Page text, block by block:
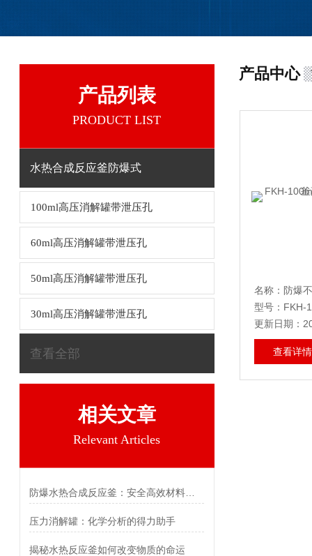
产品列表
PRODUCT LIST
水热合成反应釜防爆式
100ml高压消解罐带泄压孔
60ml高压消解罐带泄压孔
50ml高压消解罐带泄压孔
30ml高压消解罐带泄压孔
查看全部
相关文章
Relevant Articles
压力消解罐：化学分析的得力助手
揭秘水热反应釜如何改变物质的命运
产品中心
名称： 防爆不
型号：FKH-
更新日期：
查看详情